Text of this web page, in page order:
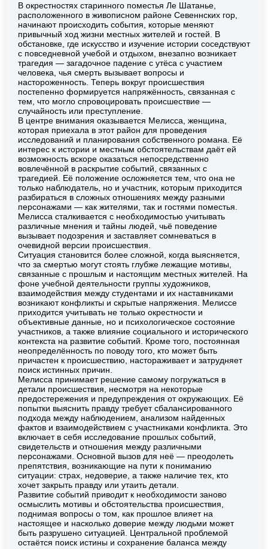
В окрестностях старинного поместья Ле Шатанье,
расположенного в живописном районе Севеннских гор,
начинают происходить события, которые меняют
привычный ход жизни местных жителей и гостей. В
обстановке, где искусство и изучение истории соседствуют
с повседневной учебой и отдыхом, внезапно возникает
трагедия — загадочное падение с утёса с участием
человека, чья смерть вызывает вопросы и
настороженность. Теперь вокруг происшествия
постепенно формируется напряжённость, связанная с
тем, что могло спровоцировать происшествие —
случайность или преступление.
В центре внимания оказывается Мелисса, женщина,
которая приехала в этот район для проведения
исследований и планирования собственного романа. Её
интерес к истории и местным обстоятельствам даёт ей
возможность вскоре оказаться непосредственно
вовлечённой в раскрытие событий, связанных с
трагедией. Её положение осложняется тем, что она не
только наблюдатель, но и участник, которым приходится
разбираться в сложных отношениях между разными
персонажами — как жителями, так и гостями поместья.
Мелисса сталкивается с необходимостью учитывать
различные мнения и тайны людей, чьё поведение
вызывает подозрения и заставляет сомневаться в
очевидной версии происшествия.
Ситуация становится более сложной, когда выясняется,
что за смертью могут стоять глубже лежащие мотивы,
связанные с прошлым и настоящим местных жителей. На
фоне учебной деятельности группы художников,
взаимодействия между студентами и их наставниками
возникают конфликты и скрытые напряжения. Мелиссе
приходится учитывать не только окрестности и
объективные данные, но и психологическое состояние
участников, а также влияние социального и исторического
контекста на развитие событий. Кроме того, постоянная
неопределённость по поводу того, кто может быть
причастен к происшествию, настораживает и затрудняет
поиск истинных причин.
Мелисса принимает решение самому погружаться в
детали происшествия, несмотря на некоторые
предостережения и предупреждения от окружающих. Её
попытки выяснить правду требует сбалансированного
подхода между наблюдением, анализом найденных
фактов и взаимодействием с участниками конфликта. Это
включает в себя исследование прошлых событий,
свидетельств и отношения между различными
персонажами. Основной вызов для неё — преодолеть
препятствия, возникающие на пути к пониманию
ситуации: страх, недоверие, а также наличие тех, кто
хочет закрыть правду или утаить детали.
Развитие событий приводит к необходимости заново
осмыслить мотивы и обстоятельства происшествия,
поднимая вопросы о том, как прошлое влияет на
настоящее и насколько доверие между людьми может
быть разрушено ситуацией. Центральной проблемой
остаётся поиск истины и сохранение баланса между